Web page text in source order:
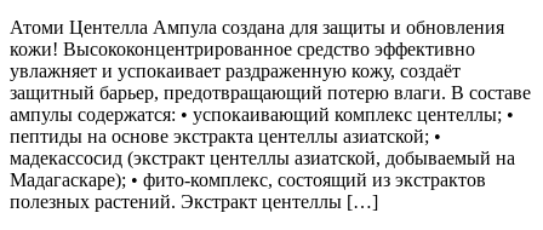
Атоми Центелла Ампула создана для защиты и обновления
кожи! Высококонцентрированное средство эффективно
увлажняет и успокаивает раздраженную кожу, создаёт
защитный барьер, предотвращающий потерю влаги. В составе
ампулы содержатся: • успокаивающий комплекс центеллы; •
пептиды на основе экстракта центеллы азиатской; •
мадекассосид (экстракт центеллы азиатской, добываемый на
Мадагаскаре); • фито-комплекс, состоящий из экстрактов
полезных растений. Экстракт центеллы […]